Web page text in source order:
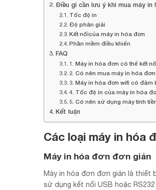
Điều gì cần lưu ý khi mua máy in
Tốc độ in
Độ phân giải
Kết nốicủa máy in hóa đơn
Phần mềm điều khiển
FAQ
1. Máy in hóa đơn có thể kết
2. Có nên mua máy in hóa
3. Máy in hóa đơn wifi có đảm
4. Tốc độ in của máy in hóa
5. Có nên sử dụng máy tính
Kết luận
Các loại máy in hóa
Máy in hóa đơn đơn giản
Máy in hóa đơn đơn giản là
sử dụng kết nối USB hoặc